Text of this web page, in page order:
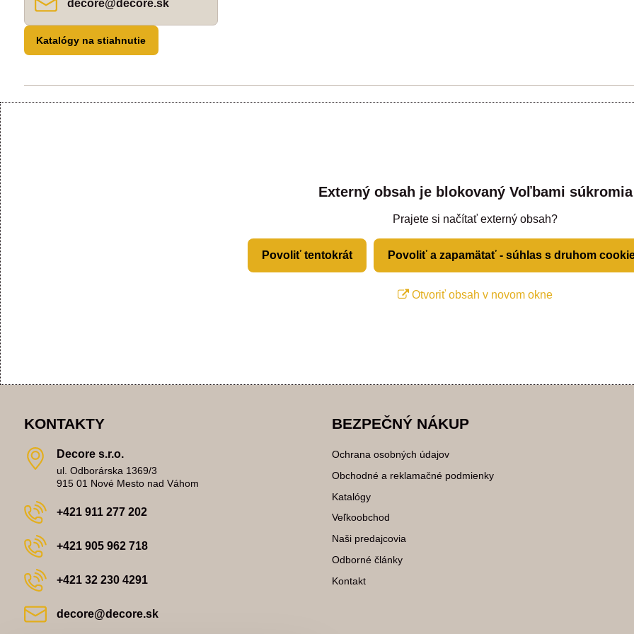
decore​@decore​.sk
Katalógy na stiahnutie
Externý obsah je blokovaný Voľbami súkromia
Prajete si načítať externý obsah?
Povoliť tentokrát Povoliť a zapamätať - súhlas s druhom
Otvoriť obsah v novom okne
KONTAKTY
Decore s​.r​.o​.
ul. Odborárska 1369/3
915 01 Nové Mesto nad Váhom
+421 911 277 202
+421 905 962 718
+421 32 230 4291
decore​@decore​.sk
BEZPEČNÝ NÁKUP
Ochrana osobných údajov
Obchodné a reklamačné podmienky
Katalógy
Veľkoobchod
Naši predajcovia
Odborné články
Kontakt